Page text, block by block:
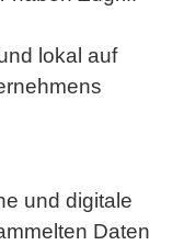
lokal auf
und digitale
Daten